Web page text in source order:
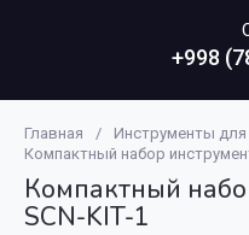
+998
Главная / Инструменты
Компактный набор
Компактный
SCN-KIT-1